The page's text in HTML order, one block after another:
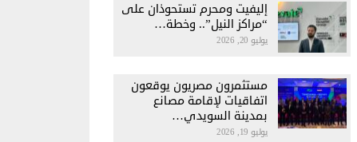
إليفيت ومحرم تستحوذان على
“مراكز النيل”.. وخطة…
يوليو 20, 2026
مستثمرون مصريون يوقعون
اتفاقيات لإقامة مصانع
بمدينة السويدي…
يوليو 19, 2026